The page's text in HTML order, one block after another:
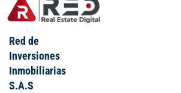
Red de
Inversiones
Inmobiliarias
S.A.S